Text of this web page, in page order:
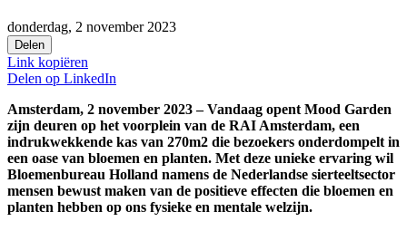
donderdag, 2 november 2023
Delen
Link kopiëren
Delen op LinkedIn
Amsterdam, 2 november 2023 – Vandaag opent Mood Garden
zijn deuren op het voorplein van de RAI Amsterdam, een
indrukwekkende kas van 270m2 die bezoekers onderdompelt in
een oase van bloemen en planten. Met deze unieke ervaring wil
Bloemenbureau Holland namens de Nederlandse sierteeltsector
mensen bewust maken van de positieve effecten die bloemen en
planten hebben op ons fysieke en mentale welzijn.